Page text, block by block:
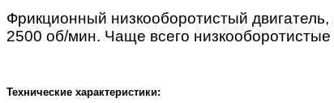
Фрикционный низкооборотистый
2500 об/мин. Чаще всего
Технические характеристики: